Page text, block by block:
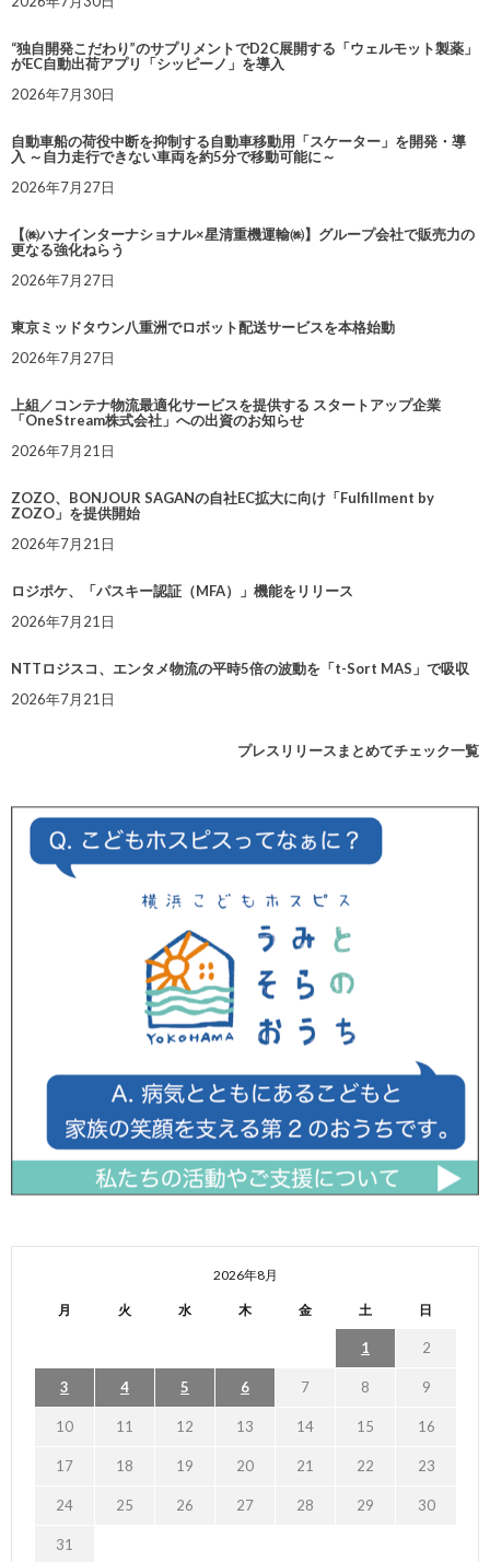
“独自開発こだわり”のサプリメントでD2C展開する「ウェルモット製薬」
がEC自動出荷アプリ「シッピーノ」を導入
2026年7月30日
自動車船の荷役中断を抑制する自動車移動用「スケーター」を開発・導
入 ～自力走行できない車両を約5分で移動可能に～
2026年7月27日
【㈱ハナインターナショナル×星清重機運輸㈱】グループ会社で販売力の
更なる強化ねらう
2026年7月27日
東京ミッドタウン八重洲でロボット配送サービスを本格始動
2026年7月27日
上組／コンテナ物流最適化サービスを提供する スタートアップ企業
「OneStream株式会社」への出資のお知らせ
2026年7月21日
ZOZO、BONJOUR SAGANの自社EC拡大に向け「Fulfillment by
ZOZO」を提供開始
2026年7月21日
ロジポケ、「パスキー認証（MFA）」機能をリリース
2026年7月21日
NTTロジスコ、エンタメ物流の平時5倍の波動を「t-Sort MAS」で吸収
2026年7月21日
プレスリリースまとめてチェック一覧
2026年8月
月 火 水 木 金 土 日
1 2
3 4 5 6 7 8 9
10 11 12 13 14 15 16
17 18 19 20 21 22 23
24 25 26 27 28 29 30
31